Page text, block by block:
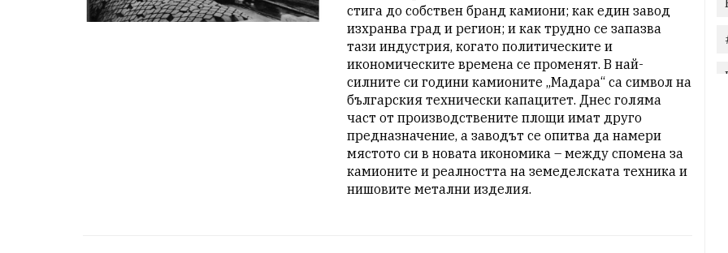
стига до собствен бранд камиони; как един завод
изхранва град и регион; и как трудно се запазва
тази индустрия, когато политическите и
икономическите времена се променят. В най-
силните си години камионите „Мадара“ са символ на
българския технически капацитет. Днес голяма
част от производствените площи имат друго
предназначение, а заводът се опитва да намери
мястото си в новата икономика – между спомена за
камионите и реалността на земеделската техника и
нишовите метални изделия.